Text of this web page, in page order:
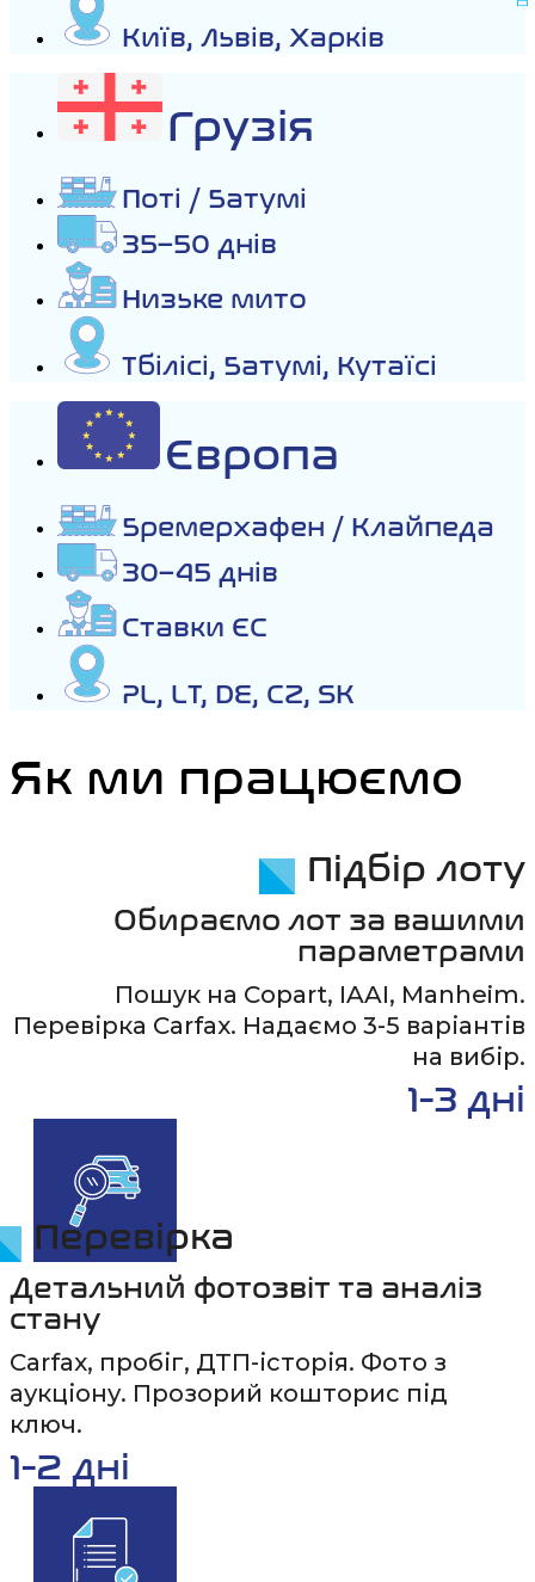
Київ, Львів, Харків
Грузія
Поті / Батумі
35–50 днів
Низьке мито
Тбілісі, Батумі, Кутаїсі
Європа
Бремерхафен / Клайпеда
30–45 днів
Ставки ЄС
PL, LT, DE, CZ, SK
Як ми працюємо
Підбір лоту
Обираємо лот за вашими
параметрами
Пошук на Copart, IAAI, Manheim.
Перевірка Carfax. Надаємо 3-5 варіантів
на вибір.
1-3 дні
Перевірка
Детальний фотозвіт та аналіз
стану
Carfax, пробіг, ДТП-історія. Фото з
аукціону. Прозорий кошторис під
ключ.
1-2 дні